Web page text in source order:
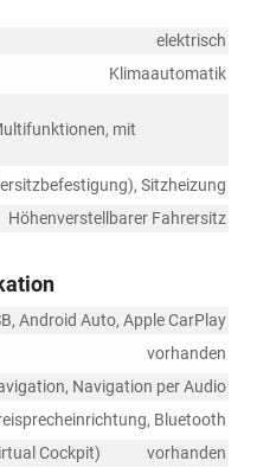
elektrisch
Klimaautomatik
mit
Sitzheizung
Höhenverstellbarer Fahrersitz
Android Auto, Apple CarPlay
vorhanden
Navigation per Audio
Bluetooth
Cockpit)
vorhanden